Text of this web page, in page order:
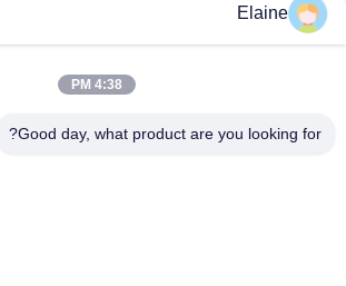
Elaine
4:38 PM
Good day, what product are you looking for?